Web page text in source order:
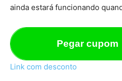
ainda estará funcionando
Pegar cupom
Link com desconto